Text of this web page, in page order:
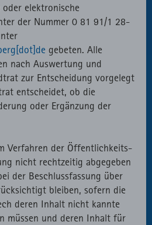
elektronische
der Nummer 0 81 91/1 28-
gebeten. Alle
nach Auswertung und
zur Entscheidung vorgelegt
entscheidet, ob die
oder Ergänzung der
Verfahren der Öffentlichkeits-
nicht rechtzeitig abgegeben
der Beschlussfassung über
bleiben, sofern die
deren Inhalt nicht kannte
müssen und deren Inhalt für